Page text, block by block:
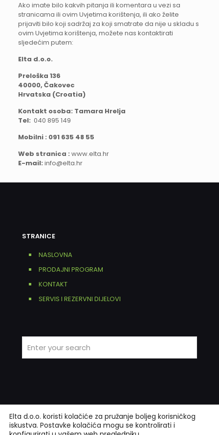
Ako imate bilo kakvih pitanja ili komentara u vezi sa
stranicama ili ovim Uvjetima korištenja, ili ako želite
prijaviti bilo koji sadržaj za koji smatrate da nije u skladu s
ovim Uvjetima korištenja, možete nas kontaktirati
sljedećim putem:
Elta d.o.o.
Preloška 136
40000, Čakovec
Hrvatska (Croatia)
Kontakt osoba: Tamara Hrelja
Tel: 040 895 149
Mobilni : 091 635 48 55
Web stranica : www.elta.hr
E-mail: info@elta.hr
STRANICE
NASLOVNA
PRODAJNI PROGRAM
KONTAKT
SERVIS I REZERVNI DIJELOVI
Elta d.o.o. koristi kolačiće za pružanje boljeg korisničkog
iskustva. Postavke kolačića mogu se kontrolirati i